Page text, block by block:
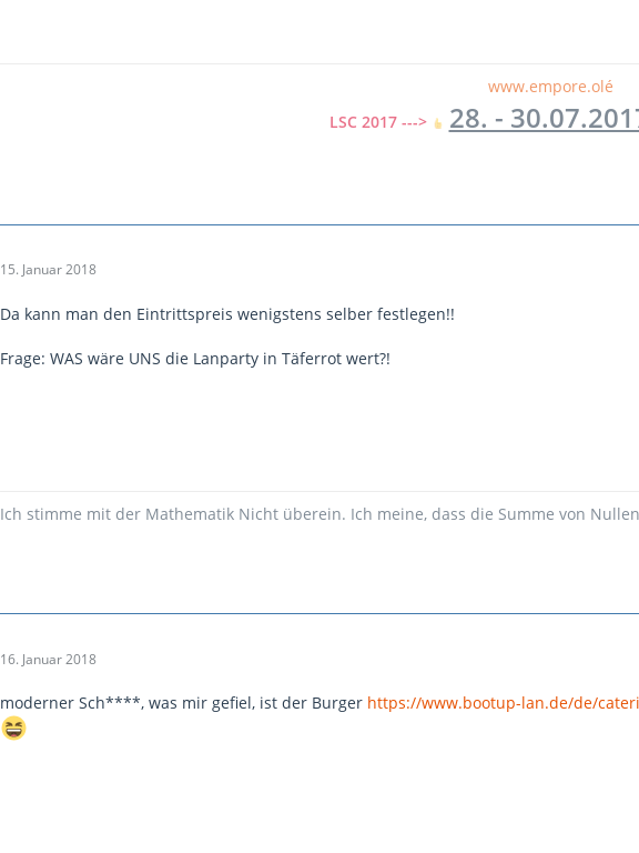
www.empore.olé
LSC 2017 --->
28. -
15. Januar 2018
Da kann man den Eintrittspreis wenigstens selber festlegen!!
Frage: WAS wäre UNS die Lanparty in Täferrot wert?!
Ich stimme mit der Mathematik Nicht überein. Ich meine, dass die Summe von
16. Januar 2018
moderner Sch****, was mir gefiel, ist der Burger https://www.bootup-lan.de/de/